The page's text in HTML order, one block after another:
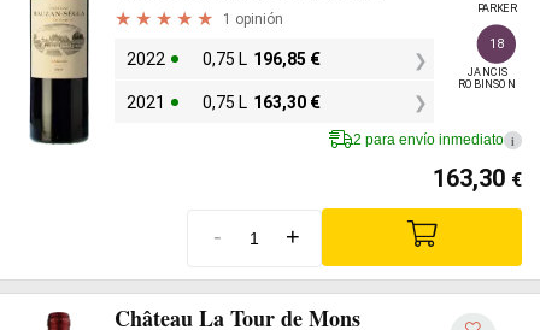
1 opinión
2022 0,75 L 196,85 €
2021 0,75 L 163,30 €
PARKER
18
JANCIS
ROBINSON
2 para envío inmediato i
163,30 €
- +
Château La Tour de Mons